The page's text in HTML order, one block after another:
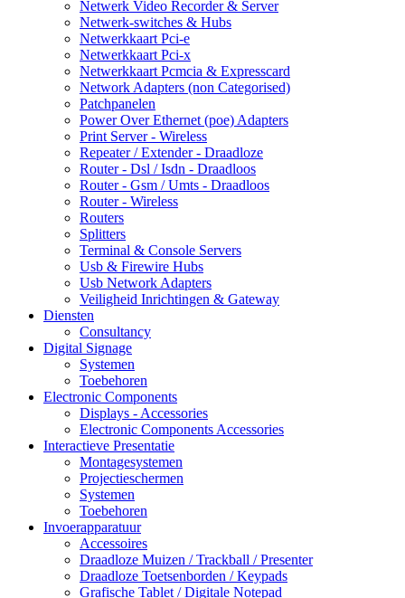
Netwerk Video Recorder & Server
Netwerk-switches & Hubs
Netwerkkaart Pci-e
Netwerkkaart Pci-x
Netwerkkaart Pcmcia & Expresscard
Network Adapters (non Categorised)
Patchpanelen
Power Over Ethernet (poe) Adapters
Print Server - Wireless
Repeater / Extender - Draadloze
Router - Dsl / Isdn - Draadloos
Router - Gsm / Umts - Draadloos
Router - Wireless
Routers
Splitters
Terminal & Console Servers
Usb & Firewire Hubs
Usb Network Adapters
Veiligheid Inrichtingen & Gateway
Diensten
Consultancy
Digital Signage
Systemen
Toebehoren
Electronic Components
Displays - Accessories
Electronic Components Accessories
Interactieve Presentatie
Montagesystemen
Projectieschermen
Systemen
Toebehoren
Invoerapparatuur
Accessoires
Draadloze Muizen / Trackball / Presenter
Draadloze Toetsenborden / Keypads
Grafische Tablet / Digitale Notepad